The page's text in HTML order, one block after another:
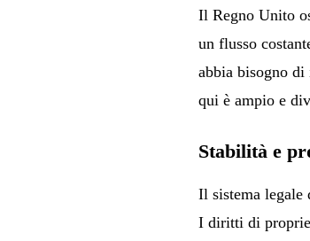
Il Regno Unito
un flusso
abbia bisogno
qui è ampio e
Stabilità e
Il sistema legale
I diritti di